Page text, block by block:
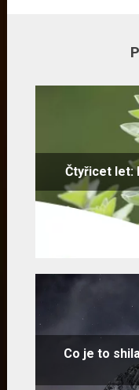
Čtyřicet let:
Co je to